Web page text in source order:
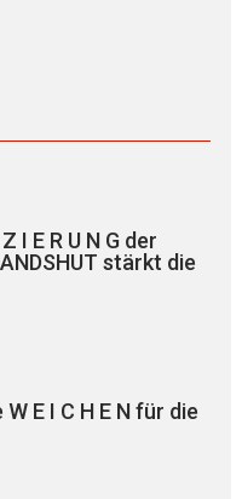
I E R U N G der
stärkt die
E I C H E N für die